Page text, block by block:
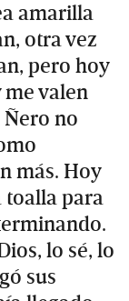
amarilla
otra vez
pero hoy
me valen
no
más. Hoy
toalla para
lo sé, lo
sus